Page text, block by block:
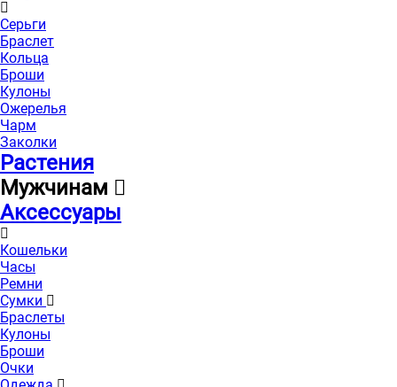
Серьги
Браслет
Кольца
Броши
Кулоны
Ожерелья
Чарм
Заколки
Растения
Мужчинам
Аксессуары
Кошельки
Часы
Ремни
Сумки
Браслеты
Кулоны
Броши
Очки